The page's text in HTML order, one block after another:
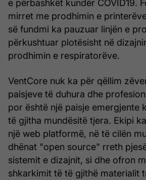
e përbashkët kundër COVID19.
mirret me prodhimin e
së fundmi ka pauzuar linjën e
përkushtuar plotësisht në
prodhimin e respiratorëve.
VentCore nuk ka për qëllim
paisjeve të duhura dhe
por është një paisje emergjente
të gjitha mundësitë tjera. Ekipi
një web platformë, në të cilën
dhënat "open source" rreth
sistemit e dizajnit, si dhe ofron
shkarkimit të të gjithë materialit